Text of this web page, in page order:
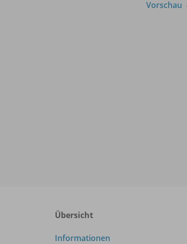
Vorschau
Übersicht
Informationen